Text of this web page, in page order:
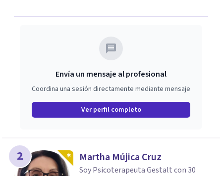
Envía un mensaje al profesional
Coordina una sesión directamente mediante mensaje
Ver perfil completo
2 Martha Mújica Cruz
Soy Psicoterapeuta Gestalt con 30